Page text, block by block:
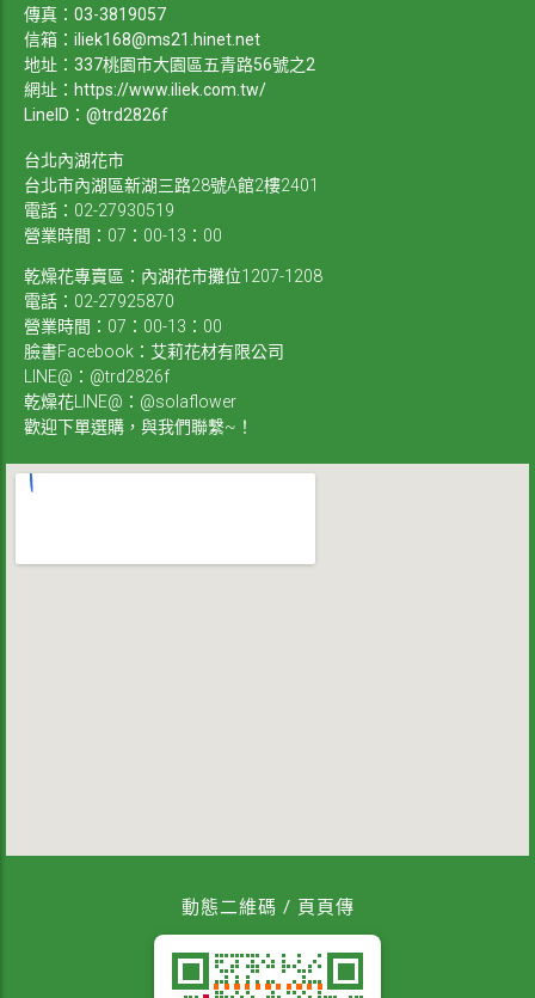
傳真：03-3819057
信箱： iliek168@ms21.hinet.net
地址：337桃園市大園區五青路56號之2
網址： https://www.iliek.com.tw/
LineID：@trd2826f
台北內湖花市
台北市內湖區新湖三路28號A館2樓2401
電話：02-27930519
營業時間：07：00-13：00
乾燥花專賣區：內湖花市攤位1207-1208
電話：02-27925870
營業時間：07：00-13：00
臉書Facebook：艾莉花材有限公司
LINE@：@trd2826f
乾燥花LINE@：@solaflower
歡迎下單選購，與我們聯繫~！
動態二維碼 / 頁頁傳